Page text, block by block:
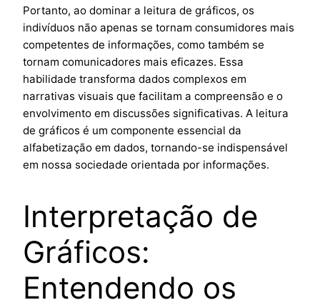
Portanto, ao dominar a leitura de gráficos, os
indivíduos não apenas se tornam consumidores mais
competentes de informações, como também se
tornam comunicadores mais eficazes. Essa
habilidade transforma dados complexos em
narrativas visuais que facilitam a compreensão e o
envolvimento em discussões significativas. A leitura
de gráficos é um componente essencial da
alfabetização em dados, tornando-se indispensável
em nossa sociedade orientada por informações.
Interpretação de
Gráficos:
Entendendo os